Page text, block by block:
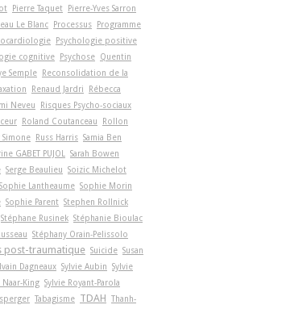
Pierre Taquet Pierre-Yves Sarron
Le Blanc Processus Programme
Psychologie positive
cognitive Psychose Quentin
Semple Reconsolidation de la
Renaud Jardri
Rébecca
Neveu
Risques Psycho-sociaux
Roland Coutanceau
Rollon
Simone Russ Harris Samia Ben
GABET PUJOL
Sarah Bowen
Serge Beaulieu Soizic Michelot
Sophie Lantheaume Sophie Morin
Sophie Parent Stephen Rollnick
Stéphane Rusinek Stéphanie Bioulac
Stéphany Orain-Pelissolo
post-traumatique Suicide Susan
Dagneaux Sylvie Aubin Sylvie
Naar-King Sylvie Royant-Parola
Tabagisme TDAH Thanh-